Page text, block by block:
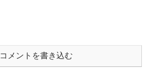
コメントを書き込む